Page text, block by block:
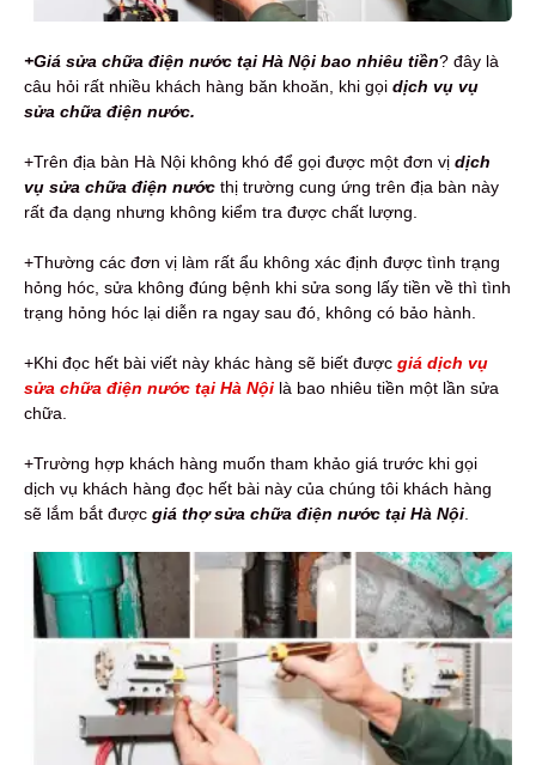
+Giá sửa chữa điện nước tại Hà Nội bao nhiêu tiền? đây là
câu hỏi rất nhiều khách hàng băn khoăn, khi gọi dịch vụ vụ
sửa chữa điện nước.
+Trên địa bàn Hà Nội không khó để gọi được một đơn vị dịch
vụ sửa chữa điện nước thị trường cung ứng trên địa bàn này
rất đa dạng nhưng không kiểm tra được chất lượng.
+Thường các đơn vị làm rất ẩu không xác định được tình trạng
hỏng hóc, sửa không đúng bệnh khi sửa song lấy tiền về thì tình
trạng hỏng hóc lại diễn ra ngay sau đó, không có bảo hành.
+Khi đọc hết bài viết này khác hàng sẽ biết được giá dịch vụ
sửa chữa điện nước tại Hà Nội là bao nhiêu tiền một lần sửa
chữa.
+Trường hợp khách hàng muốn tham khảo giá trước khi gọi
dịch vụ khách hàng đọc hết bài này của chúng tôi khách hàng
sẽ lắm bắt được giá thợ sửa chữa điện nước tại Hà Nội